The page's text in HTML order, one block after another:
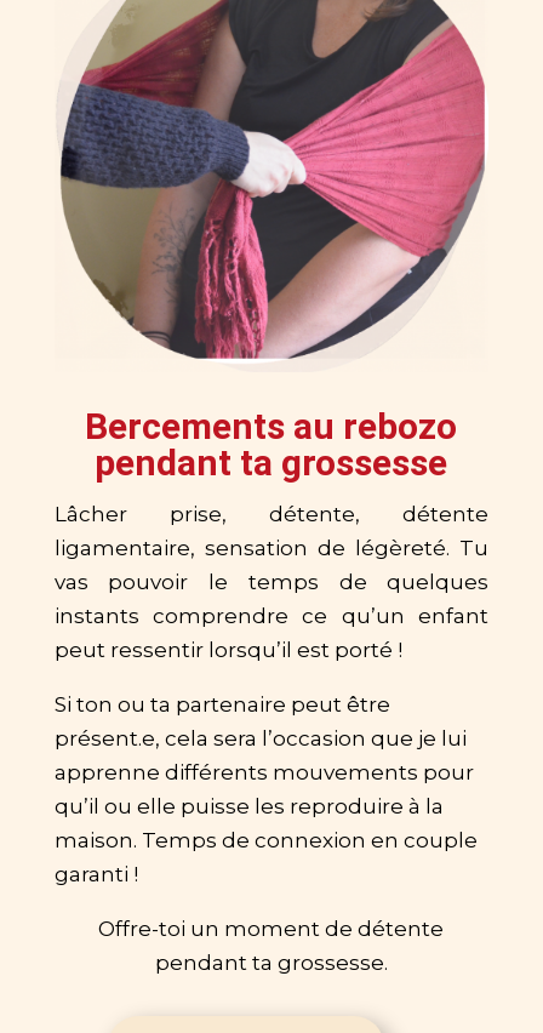
Bercements au rebozo
pendant ta grossesse
Lâcher prise, détente, détente
ligamentaire, sensation de légèreté. Tu
vas pouvoir le temps de quelques
instants comprendre ce qu’un enfant
peut ressentir lorsqu’il est porté !
Si ton ou ta partenaire peut être
présent.e, cela sera l’occasion que je lui
apprenne différents mouvements pour
qu’il ou elle puisse les reproduire à la
maison. Temps de connexion en couple
garanti !
Offre-toi un moment de détente
pendant ta grossesse.